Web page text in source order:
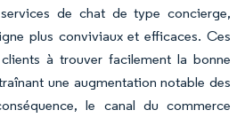
de chat de type concierge,
plus conviviaux et efficaces. Ces
à trouver facilement la bonne
une augmentation notable des
le canal du commerce